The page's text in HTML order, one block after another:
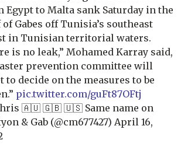
Egypt to Malta sank Saturday in the
of Gabes off Tunisia’s southeast
in Tunisian territorial waters.
is no leak,” Mohamed Karray said,
prevention committee will
to decide on the measures to be
pic.twitter.com/guFt87OFtj
🇦🇺 🇬🇧 🇺🇸 Same name on
& Gab (@cm677427) April 16,